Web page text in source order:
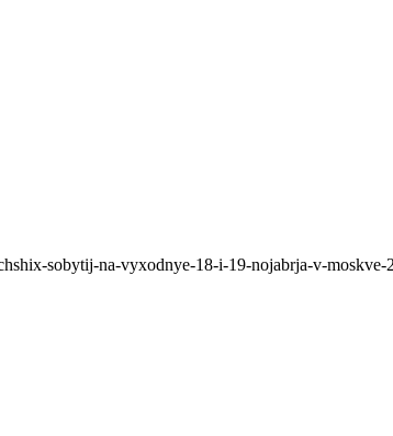
sobytij-na-vyxodnye-18-i-19-nojabrja-v-moskve-